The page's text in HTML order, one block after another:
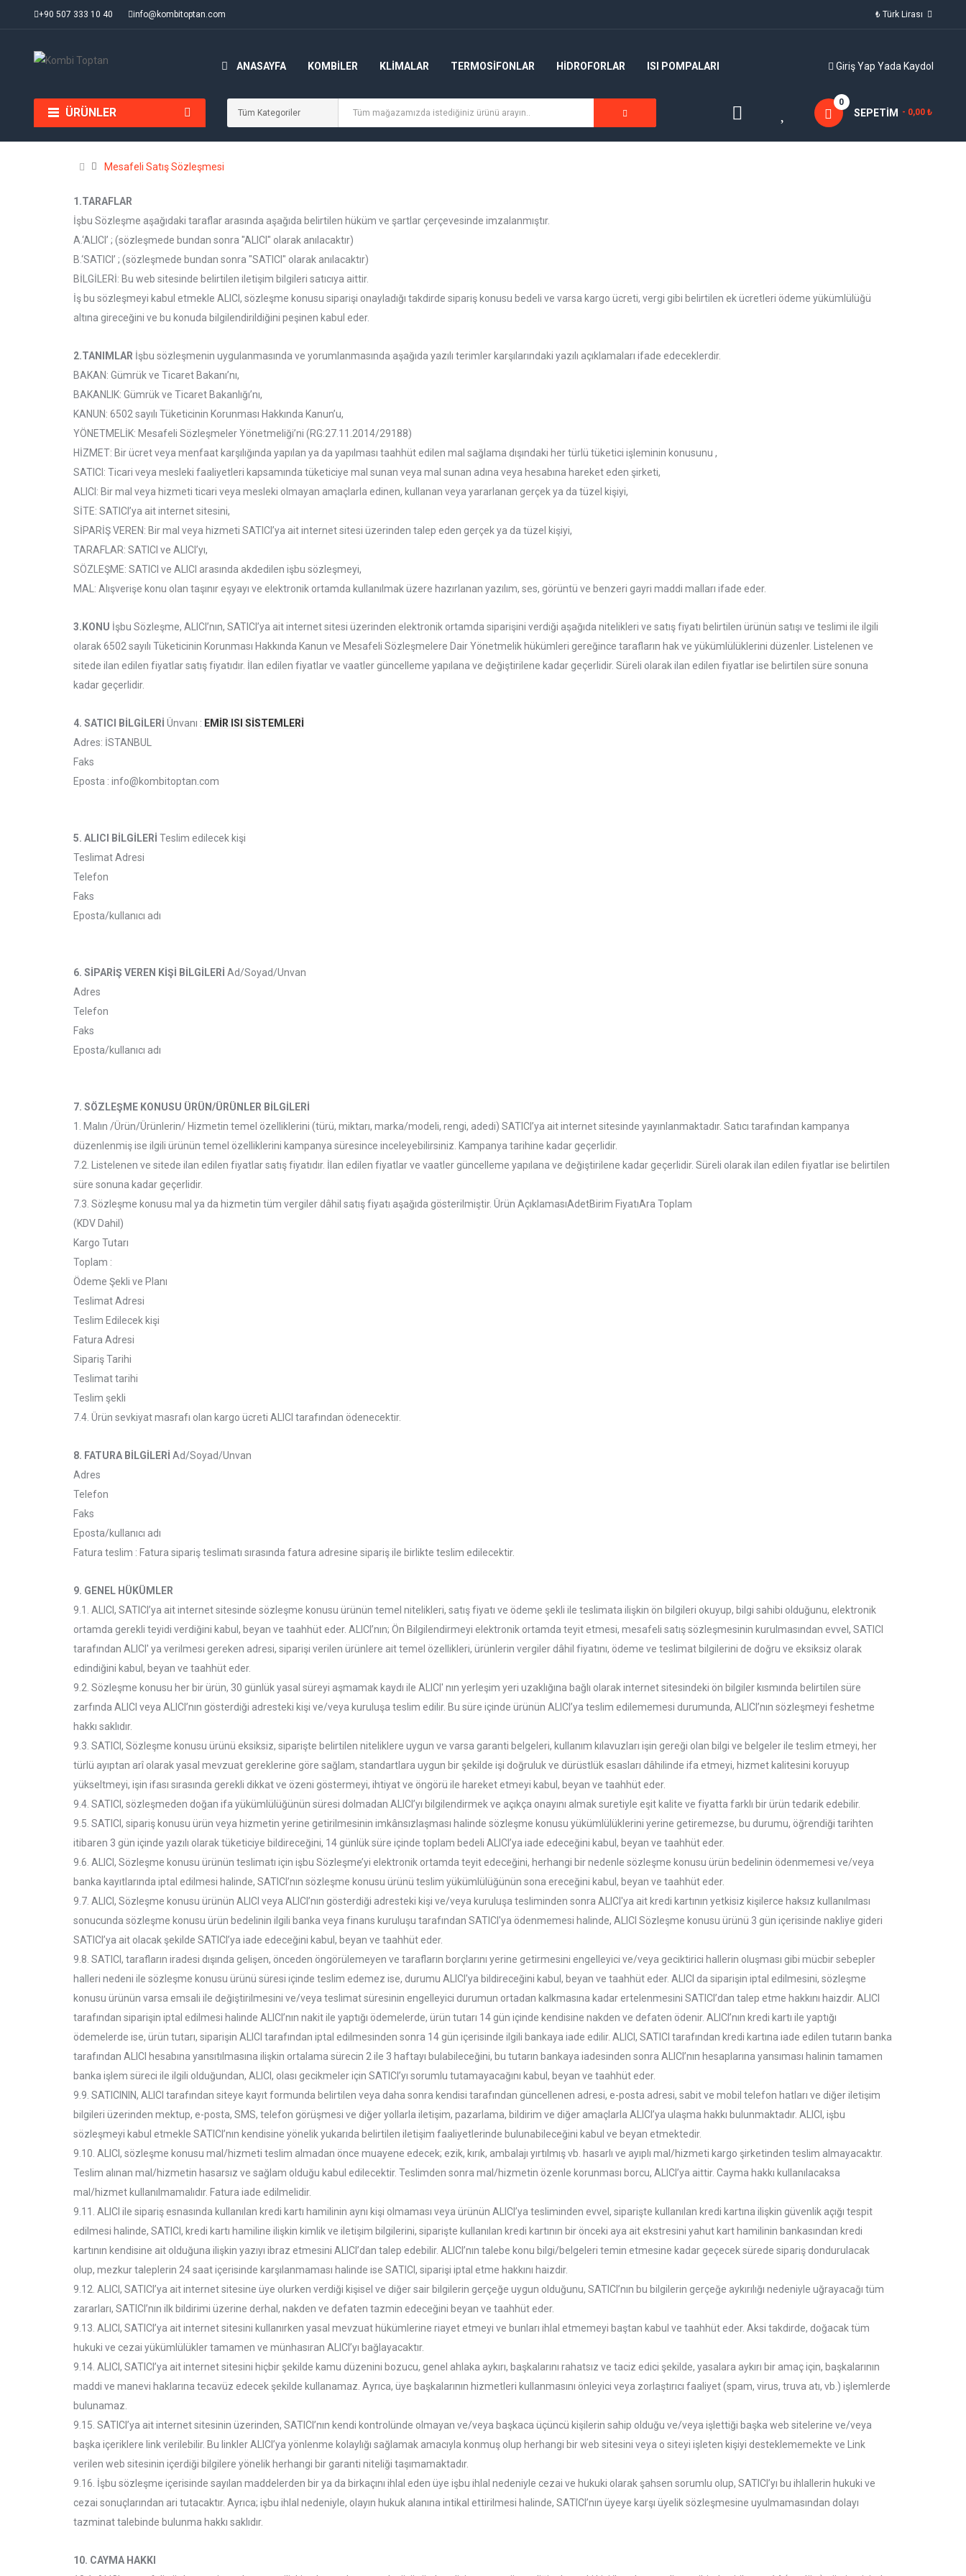
+90 507 333 10 40 info@kombitoptan.com
ANASAYFA KOMBİLER KLİMALAR TERMOSİFONLAR HİDROFORLAR ISI POMPALARI Giriş Yap Yada Kaydol
ÜRÜNLER SEPETIM
0
- 0,00 ₺
Mesafeli Satış Sözleşmesi
1.TARAFLAR
İşbu Sözleşme aşağıdaki taraflar arasında aşağıda belirtilen hüküm ve şartlar çerçevesinde imzalanmıştır.
A.‘ALICI’ ; (sözleşmede bundan sonra "ALICI" olarak anılacaktır)
B.‘SATICI’ ; (sözleşmede bundan sonra "SATICI" olarak anılacaktır)
BİLGİLERİ: Bu web sitesinde belirtilen iletişim bilgileri satıcıya aittir.
İş bu sözleşmeyi kabul etmekle ALICI, sözleşme konusu siparişi onayladığı takdirde sipariş konusu bedeli ve varsa kargo ücreti, vergi gibi belirtilen ek ücretleri ödeme yükümlülüğü
altına gireceğini ve bu konuda bilgilendirildiğini peşinen kabul eder.
2.TANIMLAR İşbu sözleşmenin uygulanmasında ve yorumlanmasında aşağıda yazılı terimler karşılarındaki yazılı açıklamaları ifade edeceklerdir.
BAKAN: Gümrük ve Ticaret Bakanı’nı,
BAKANLIK: Gümrük ve Ticaret Bakanlığı’nı,
KANUN: 6502 sayılı Tüketicinin Korunması Hakkında Kanun’u,
YÖNETMELİK: Mesafeli Sözleşmeler Yönetmeliği’ni (RG:27.11.2014/29188)
HİZMET: Bir ücret veya menfaat karşılığında yapılan ya da yapılması taahhüt edilen mal sağlama dışındaki her türlü tüketici işleminin konusunu ,
SATICI: Ticari veya mesleki faaliyetleri kapsamında tüketiciye mal sunan veya mal sunan adına veya hesabına hareket eden şirketi,
ALICI: Bir mal veya hizmeti ticari veya mesleki olmayan amaçlarla edinen, kullanan veya yararlanan gerçek ya da tüzel kişiyi,
SİTE: SATICI’ya ait internet sitesini,
SİPARİŞ VEREN: Bir mal veya hizmeti SATICI’ya ait internet sitesi üzerinden talep eden gerçek ya da tüzel kişiyi,
TARAFLAR: SATICI ve ALICI’yı,
SÖZLEŞME: SATICI ve ALICI arasında akdedilen işbu sözleşmeyi,
MAL: Alışverişe konu olan taşınır eşyayı ve elektronik ortamda kullanılmak üzere hazırlanan yazılım, ses, görüntü ve benzeri gayri maddi malları ifade eder.
3.KONU İşbu Sözleşme, ALICI’nın, SATICI’ya ait internet sitesi üzerinden elektronik ortamda siparişini verdiği aşağıda nitelikleri ve satış fiyatı belirtilen ürünün satışı ve teslimi ile ilgili
olarak 6502 sayılı Tüketicinin Korunması Hakkında Kanun ve Mesafeli Sözleşmelere Dair Yönetmelik hükümleri gereğince tarafların hak ve yükümlülüklerini düzenler. Listelenen ve
sitede ilan edilen fiyatlar satış fiyatıdır. İlan edilen fiyatlar ve vaatler güncelleme yapılana ve değiştirilene kadar geçerlidir. Süreli olarak ilan edilen fiyatlar ise belirtilen süre sonuna
kadar geçerlidir.
4. SATICI BİLGİLERİ Ünvanı : EMİR ISI SİSTEMLERİ
Adres: İSTANBUL
Faks
Eposta : info@kombitoptan.com
5. ALICI BİLGİLERİ Teslim edilecek kişi
Teslimat Adresi
Telefon
Faks
Eposta/kullanıcı adı
6. SİPARİŞ VEREN KİŞİ BİLGİLERİ Ad/Soyad/Unvan
Adres
Telefon
Faks
Eposta/kullanıcı adı
7. SÖZLEŞME KONUSU ÜRÜN/ÜRÜNLER BİLGİLERİ
1. Malın /Ürün/Ürünlerin/ Hizmetin temel özelliklerini (türü, miktarı, marka/modeli, rengi, adedi) SATICI’ya ait internet sitesinde yayınlanmaktadır. Satıcı tarafından kampanya
düzenlenmiş ise ilgili ürünün temel özelliklerini kampanya süresince inceleyebilirsiniz. Kampanya tarihine kadar geçerlidir.
7.2. Listelenen ve sitede ilan edilen fiyatlar satış fiyatıdır. İlan edilen fiyatlar ve vaatler güncelleme yapılana ve değiştirilene kadar geçerlidir. Süreli olarak ilan edilen fiyatlar ise belirtilen
süre sonuna kadar geçerlidir.
7.3. Sözleşme konusu mal ya da hizmetin tüm vergiler dâhil satış fiyatı aşağıda gösterilmiştir. Ürün AçıklamasıAdetBirim FiyatıAra Toplam
(KDV Dahil)
Kargo Tutarı
Toplam :
Ödeme Şekli ve Planı
Teslimat Adresi
Teslim Edilecek kişi
Fatura Adresi
Sipariş Tarihi
Teslimat tarihi
Teslim şekli
7.4. Ürün sevkiyat masrafı olan kargo ücreti ALICI tarafından ödenecektir.
8. FATURA BİLGİLERİ Ad/Soyad/Unvan
Adres
Telefon
Faks
Eposta/kullanıcı adı
Fatura teslim : Fatura sipariş teslimatı sırasında fatura adresine sipariş ile birlikte teslim edilecektir.
9. GENEL HÜKÜMLER
9.1. ALICI, SATICI’ya ait internet sitesinde sözleşme konusu ürünün temel nitelikleri, satış fiyatı ve ödeme şekli ile teslimata ilişkin ön bilgileri okuyup, bilgi sahibi olduğunu, elektronik
ortamda gerekli teyidi verdiğini kabul, beyan ve taahhüt eder. ALICI’nın; Ön Bilgilendirmeyi elektronik ortamda teyit etmesi, mesafeli satış sözleşmesinin kurulmasından evvel, SATICI
tarafından ALICI' ya verilmesi gereken adresi, siparişi verilen ürünlere ait temel özellikleri, ürünlerin vergiler dâhil fiyatını, ödeme ve teslimat bilgilerini de doğru ve eksiksiz olarak
edindiğini kabul, beyan ve taahhüt eder.
9.2. Sözleşme konusu her bir ürün, 30 günlük yasal süreyi aşmamak kaydı ile ALICI' nın yerleşim yeri uzaklığına bağlı olarak internet sitesindeki ön bilgiler kısmında belirtilen süre
zarfında ALICI veya ALICI’nın gösterdiği adresteki kişi ve/veya kuruluşa teslim edilir. Bu süre içinde ürünün ALICI’ya teslim edilememesi durumunda, ALICI’nın sözleşmeyi feshetme
hakkı saklıdır.
9.3. SATICI, Sözleşme konusu ürünü eksiksiz, siparişte belirtilen niteliklere uygun ve varsa garanti belgeleri, kullanım kılavuzları işin gereği olan bilgi ve belgeler ile teslim etmeyi, her
türlü ayıptan arî olarak yasal mevzuat gereklerine göre sağlam, standartlara uygun bir şekilde işi doğruluk ve dürüstlük esasları dâhilinde ifa etmeyi, hizmet kalitesini koruyup
yükseltmeyi, işin ifası sırasında gerekli dikkat ve özeni göstermeyi, ihtiyat ve öngörü ile hareket etmeyi kabul, beyan ve taahhüt eder.
9.4. SATICI, sözleşmeden doğan ifa yükümlülüğünün süresi dolmadan ALICI’yı bilgilendirmek ve açıkça onayını almak suretiyle eşit kalite ve fiyatta farklı bir ürün tedarik edebilir.
9.5. SATICI, sipariş konusu ürün veya hizmetin yerine getirilmesinin imkânsızlaşması halinde sözleşme konusu yükümlülüklerini yerine getiremezse, bu durumu, öğrendiği tarihten
itibaren 3 gün içinde yazılı olarak tüketiciye bildireceğini, 14 günlük süre içinde toplam bedeli ALICI’ya iade edeceğini kabul, beyan ve taahhüt eder.
9.6. ALICI, Sözleşme konusu ürünün teslimatı için işbu Sözleşme’yi elektronik ortamda teyit edeceğini, herhangi bir nedenle sözleşme konusu ürün bedelinin ödenmemesi ve/veya
banka kayıtlarında iptal edilmesi halinde, SATICI’nın sözleşme konusu ürünü teslim yükümlülüğünün sona ereceğini kabul, beyan ve taahhüt eder.
9.7. ALICI, Sözleşme konusu ürünün ALICI veya ALICI’nın gösterdiği adresteki kişi ve/veya kuruluşa tesliminden sonra ALICI'ya ait kredi kartının yetkisiz kişilerce haksız kullanılması
sonucunda sözleşme konusu ürün bedelinin ilgili banka veya finans kuruluşu tarafından SATICI'ya ödenmemesi halinde, ALICI Sözleşme konusu ürünü 3 gün içerisinde nakliye gideri
SATICI’ya ait olacak şekilde SATICI’ya iade edeceğini kabul, beyan ve taahhüt eder.
9.8. SATICI, tarafların iradesi dışında gelişen, önceden öngörülemeyen ve tarafların borçlarını yerine getirmesini engelleyici ve/veya geciktirici hallerin oluşması gibi mücbir sebepler
halleri nedeni ile sözleşme konusu ürünü süresi içinde teslim edemez ise, durumu ALICI'ya bildireceğini kabul, beyan ve taahhüt eder. ALICI da siparişin iptal edilmesini, sözleşme
konusu ürünün varsa emsali ile değiştirilmesini ve/veya teslimat süresinin engelleyici durumun ortadan kalkmasına kadar ertelenmesini SATICI’dan talep etme hakkını haizdir. ALICI
tarafından siparişin iptal edilmesi halinde ALICI’nın nakit ile yaptığı ödemelerde, ürün tutarı 14 gün içinde kendisine nakden ve defaten ödenir. ALICI’nın kredi kartı ile yaptığı
ödemelerde ise, ürün tutarı, siparişin ALICI tarafından iptal edilmesinden sonra 14 gün içerisinde ilgili bankaya iade edilir. ALICI, SATICI tarafından kredi kartına iade edilen tutarın banka
tarafından ALICI hesabına yansıtılmasına ilişkin ortalama sürecin 2 ile 3 haftayı bulabileceğini, bu tutarın bankaya iadesinden sonra ALICI’nın hesaplarına yansıması halinin tamamen
banka işlem süreci ile ilgili olduğundan, ALICI, olası gecikmeler için SATICI’yı sorumlu tutamayacağını kabul, beyan ve taahhüt eder.
9.9. SATICININ, ALICI tarafından siteye kayıt formunda belirtilen veya daha sonra kendisi tarafından güncellenen adresi, e-posta adresi, sabit ve mobil telefon hatları ve diğer iletişim
bilgileri üzerinden mektup, e-posta, SMS, telefon görüşmesi ve diğer yollarla iletişim, pazarlama, bildirim ve diğer amaçlarla ALICI’ya ulaşma hakkı bulunmaktadır. ALICI, işbu
sözleşmeyi kabul etmekle SATICI’nın kendisine yönelik yukarıda belirtilen iletişim faaliyetlerinde bulunabileceğini kabul ve beyan etmektedir.
9.10. ALICI, sözleşme konusu mal/hizmeti teslim almadan önce muayene edecek; ezik, kırık, ambalajı yırtılmış vb. hasarlı ve ayıplı mal/hizmeti kargo şirketinden teslim almayacaktır.
Teslim alınan mal/hizmetin hasarsız ve sağlam olduğu kabul edilecektir. Teslimden sonra mal/hizmetin özenle korunması borcu, ALICI’ya aittir. Cayma hakkı kullanılacaksa
mal/hizmet kullanılmamalıdır. Fatura iade edilmelidir.
9.11. ALICI ile sipariş esnasında kullanılan kredi kartı hamilinin aynı kişi olmaması veya ürünün ALICI’ya tesliminden evvel, siparişte kullanılan kredi kartına ilişkin güvenlik açığı tespit
edilmesi halinde, SATICI, kredi kartı hamiline ilişkin kimlik ve iletişim bilgilerini, siparişte kullanılan kredi kartının bir önceki aya ait ekstresini yahut kart hamilinin bankasından kredi
kartının kendisine ait olduğuna ilişkin yazıyı ibraz etmesini ALICI’dan talep edebilir. ALICI’nın talebe konu bilgi/belgeleri temin etmesine kadar geçecek sürede sipariş dondurulacak
olup, mezkur taleplerin 24 saat içerisinde karşılanmaması halinde ise SATICI, siparişi iptal etme hakkını haizdir.
9.12. ALICI, SATICI’ya ait internet sitesine üye olurken verdiği kişisel ve diğer sair bilgilerin gerçeğe uygun olduğunu, SATICI’nın bu bilgilerin gerçeğe aykırılığı nedeniyle uğrayacağı tüm
zararları, SATICI’nın ilk bildirimi üzerine derhal, nakden ve defaten tazmin edeceğini beyan ve taahhüt eder.
9.13. ALICI, SATICI’ya ait internet sitesini kullanırken yasal mevzuat hükümlerine riayet etmeyi ve bunları ihlal etmemeyi baştan kabul ve taahhüt eder. Aksi takdirde, doğacak tüm
hukuki ve cezai yükümlülükler tamamen ve münhasıran ALICI’yı bağlayacaktır.
9.14. ALICI, SATICI’ya ait internet sitesini hiçbir şekilde kamu düzenini bozucu, genel ahlaka aykırı, başkalarını rahatsız ve taciz edici şekilde, yasalara aykırı bir amaç için, başkalarının
maddi ve manevi haklarına tecavüz edecek şekilde kullanamaz. Ayrıca, üye başkalarının hizmetleri kullanmasını önleyici veya zorlaştırıcı faaliyet (spam, virus, truva atı, vb.) işlemlerde
bulunamaz.
9.15. SATICI’ya ait internet sitesinin üzerinden, SATICI’nın kendi kontrolünde olmayan ve/veya başkaca üçüncü kişilerin sahip olduğu ve/veya işlettiği başka web sitelerine ve/veya
başka içeriklere link verilebilir. Bu linkler ALICI’ya yönlenme kolaylığı sağlamak amacıyla konmuş olup herhangi bir web sitesini veya o siteyi işleten kişiyi desteklememekte ve Link
verilen web sitesinin içerdiği bilgilere yönelik herhangi bir garanti niteliği taşımamaktadır.
9.16. İşbu sözleşme içerisinde sayılan maddelerden bir ya da birkaçını ihlal eden üye işbu ihlal nedeniyle cezai ve hukuki olarak şahsen sorumlu olup, SATICI’yı bu ihlallerin hukuki ve
cezai sonuçlarından ari tutacaktır. Ayrıca; işbu ihlal nedeniyle, olayın hukuk alanına intikal ettirilmesi halinde, SATICI’nın üyeye karşı üyelik sözleşmesine uyulmamasından dolayı
tazminat talebinde bulunma hakkı saklıdır.
10. CAYMA HAKKI